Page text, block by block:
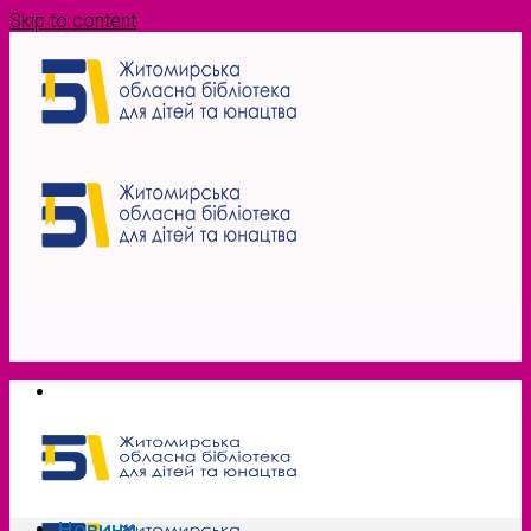
Skip to content